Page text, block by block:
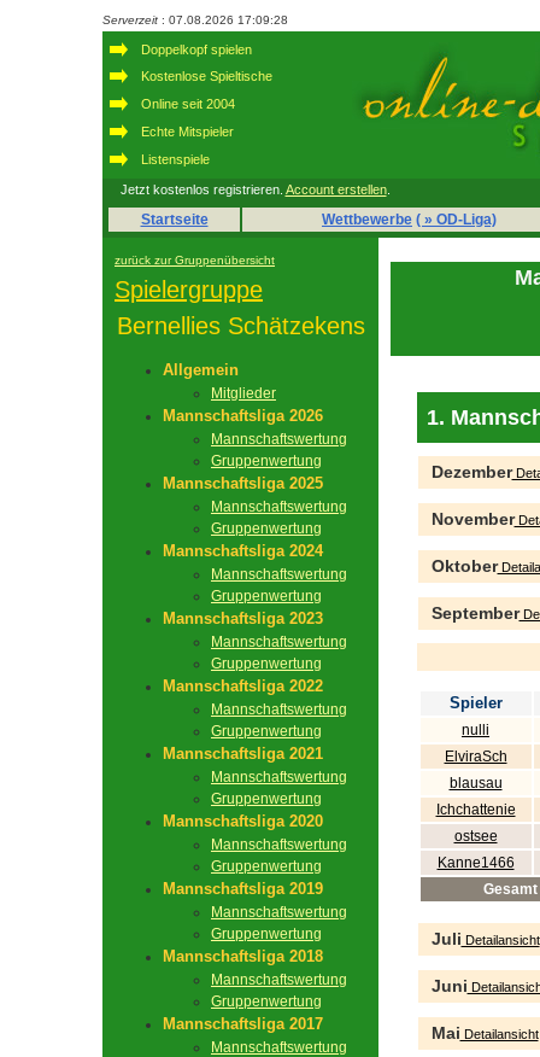
Serverzeit : 07.08.2026 17:09:28
Doppelkopf spielen
Kostenlose Spieltische
Online seit 2004
Echte Mitspieler
Listenspiele
Jetzt kostenlos registrieren. Account erstellen.
Startseite Wettbewerbe ( » OD-Liga)
zurück zur Gruppenübersicht
Spielergruppe
Bernellies Schätzekens
Allgemein
Mitglieder
Mannschaftsliga 2026
Mannschaftswertung
Gruppenwertung
Mannschaftsliga 2025
Mannschaftswertung
Gruppenwertung
Mannschaftsliga 2024
Mannschaftswertung
Gruppenwertung
Mannschaftsliga 2023
Mannschaftswertung
Gruppenwertung
Mannschaftsliga 2022
Mannschaftswertung
Gruppenwertung
Mannschaftsliga 2021
Mannschaftswertung
Gruppenwertung
Mannschaftsliga 2020
Mannschaftswertung
Gruppenwertung
Mannschaftsliga 2019
Mannschaftswertung
Gruppenwertung
Mannschaftsliga 2018
Mannschaftswertung
Gruppenwertung
Mannschaftsliga 2017
Mannschaftswertung
1.
Dezember
November
Oktober
September
Spieler
nulli
ElviraSch
blausau
Ichchattenie
ostsee
Kanne1466
Gesamt
Juli Detailansicht
Juni
Mai Detailansicht